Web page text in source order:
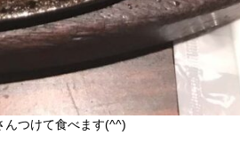
んつけて食べます(^^)